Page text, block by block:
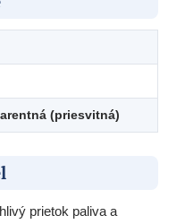
(priesvitná)
prietok paliva a